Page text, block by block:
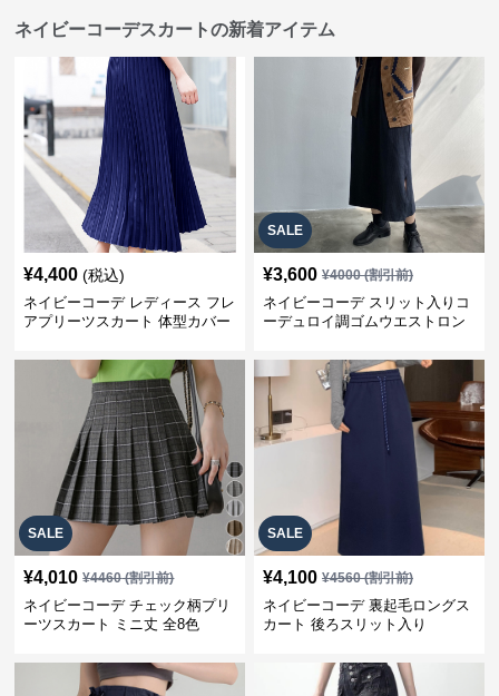
ネイビーコーデスカートの新着アイテム
¥4,400 (税込)
ネイビーコーデ レディース フレ
アプリーツスカート 体型カバー
ト
SALE
¥3,600 ¥4000(割引前)
ネイビーコーデ スリット入りコ
ーデュロイ調ゴムウエストロン
SALE
¥4,010 ¥4460(割引前)
ネイビーコーデ チェック柄プリ
ーツスカート ミニ丈 全8色
SALE
¥4,100 ¥4560(割引前)
ネイビーコーデ 裏起毛ロングス
カート 後ろスリット入り